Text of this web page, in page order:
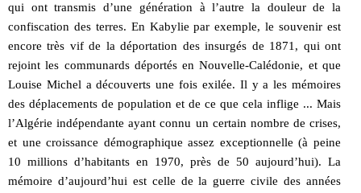
qui ont transmis d’une génération à l’autre la douleur de la
confiscation des terres. En Kabylie par exemple, le souvenir est
encore très vif de la déportation des insurgés de 1871, qui ont
rejoint les communards déportés en Nouvelle-Calédonie, et que
Louise Michel a découverts une fois exilée. Il y a les mémoires
des déplacements de population et de ce que cela inflige ... Mais
l’Algérie indépendante ayant connu un certain nombre de crises,
et une croissance démographique assez exceptionnelle (à peine
10 millions d’habitants en 1970, près de 50 aujourd’hui). La
mémoire d’aujourd’hui est celle de la guerre civile des années